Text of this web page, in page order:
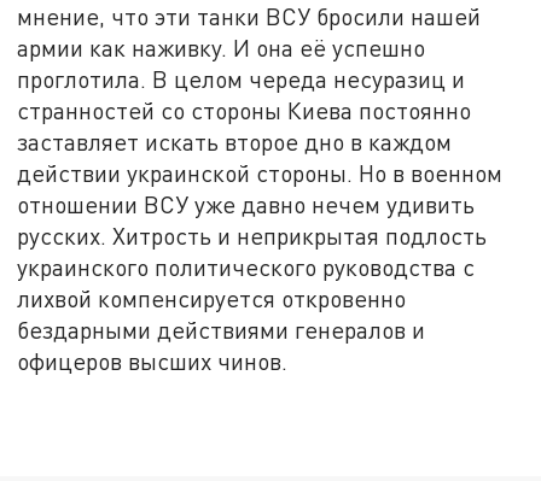
мнение, что эти танки ВСУ бросили нашей
армии как наживку. И она её успешно
проглотила. В целом череда несуразиц и
странностей со стороны Киева постоянно
заставляет искать второе дно в каждом
действии украинской стороны. Но в военном
отношении ВСУ уже давно нечем удивить
русских. Хитрость и неприкрытая подлость
украинского политического руководства с
лихвой компенсируется откровенно
бездарными действиями генералов и
офицеров высших чинов.